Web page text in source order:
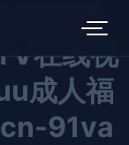
线观看
在线视
成人福
91va